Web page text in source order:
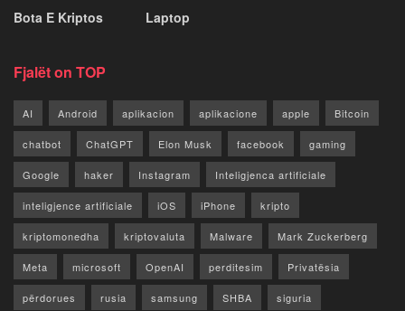
Bota E Kriptos
Laptop
Fjalët on TOP
AI Android aplikacion aplikacione apple Bitcoin
chatbot ChatGPT Elon Musk facebook gaming
Google haker Instagram Inteligjenca artificiale
inteligjence artificiale iOS iPhone kripto
kriptomonedha kriptovaluta Malware Mark Zuckerberg
Meta microsoft OpenAI perditesim Privatësia
përdorues rusia samsung SHBA siguria